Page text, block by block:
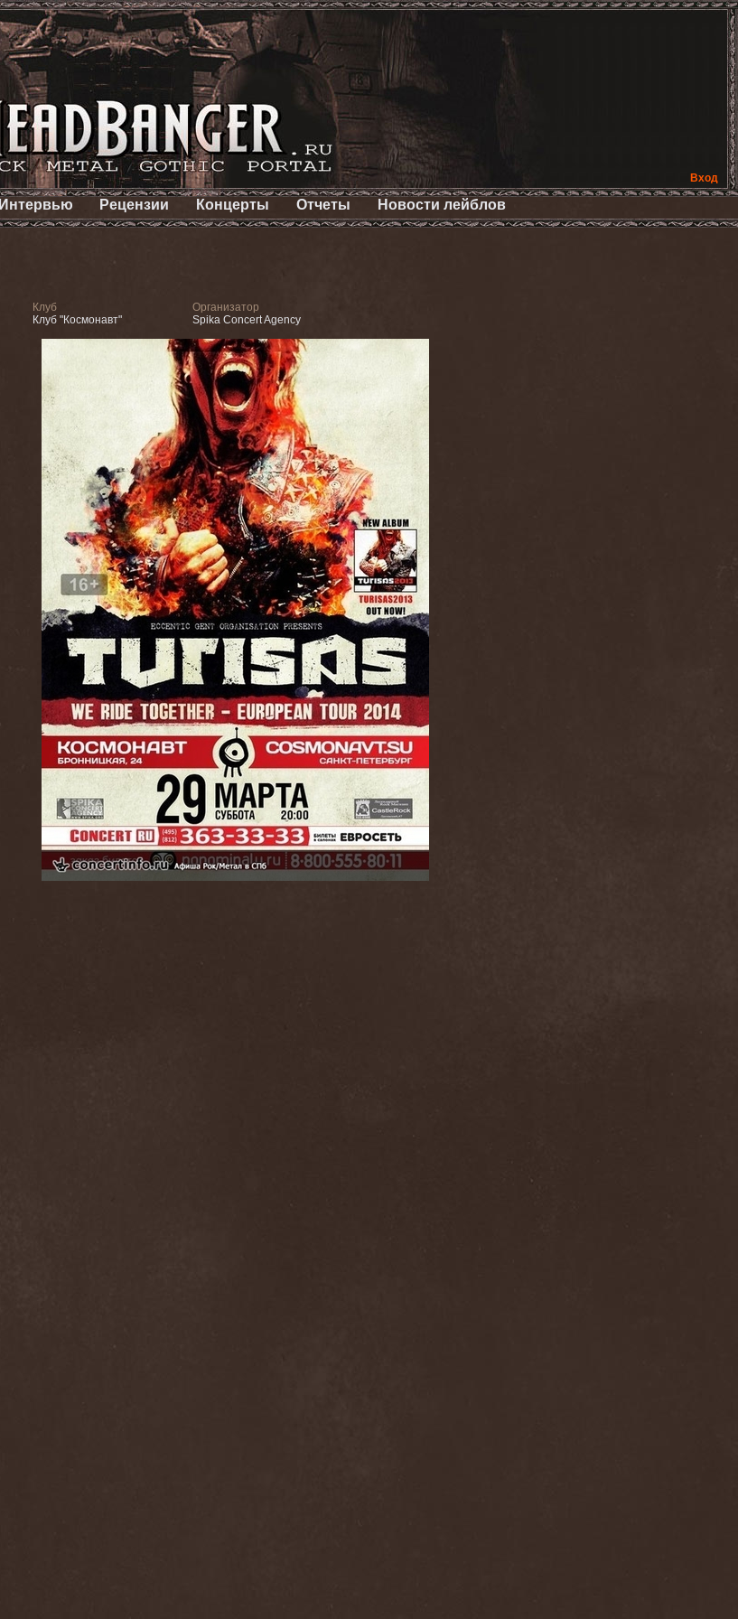
Вход
Интервью Рецензии Концерты Отчеты Новости лейблов
Клуб
Клуб "Космонавт"
Организатор
Spika Concert Agency